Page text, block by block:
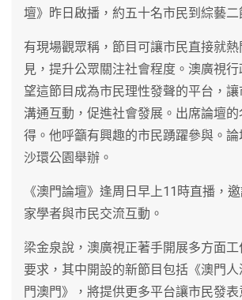
壇》昨日啟播，約五十名市民到綜藝二
有現場觀眾稱，節目可讓市民直接就
見，提升公眾關注社會程度。澳廣視
望這節目成為市民理性發聲的平台，
溝通互動，促進社會發展。出席論壇
得。他呼籲有興趣的市民踴躍參與。
沙環公園舉辦。
《澳門論壇》逢周日早上11時直播，
家學者與市民交流互動。
梁金泉說，澳廣視正著手開展多方面
要求，其中開設的新節目包括《澳門
門澳門》，將提供更多平台讓市民發表